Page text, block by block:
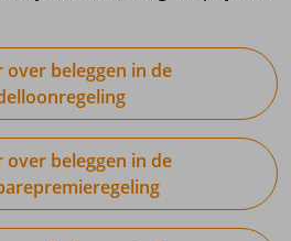
over beleggen in de
over beleggen in de